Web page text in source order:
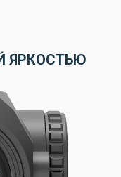
ЯРКОСТЬЮ